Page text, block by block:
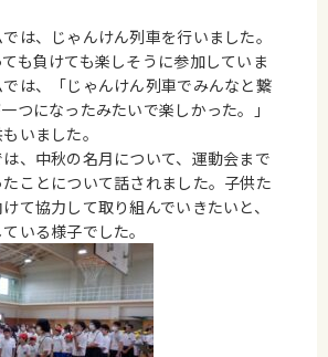
は、じゃんけん列車を行いました。
も負けても楽しそうに参加していま
は、「じゃんけん列車でみんなと繋
つになったみたいで楽しかった。」
いました。
、中秋の名月について、運動会まで
ことについて話されました。子供た
て協力して取り組んでいきたいと、
いる様子でした。